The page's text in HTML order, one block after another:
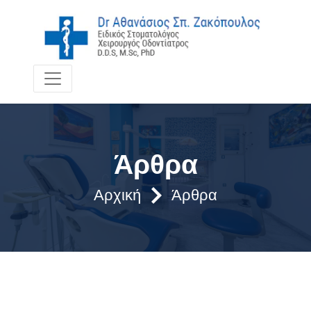
Άρθρα
Αρχική Άρθρα